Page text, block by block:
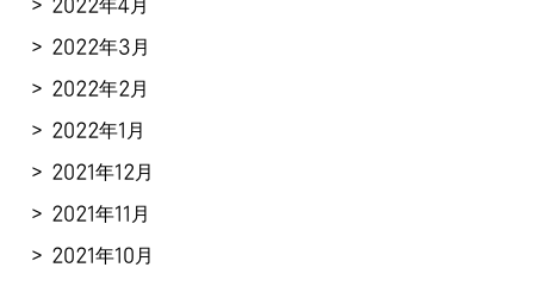
2022年4月
2022年3月
2022年2月
2022年1月
2021年12月
2021年11月
2021年10月